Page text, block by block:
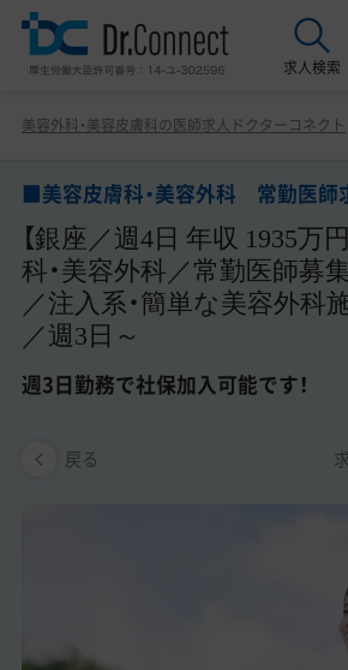
求人検索
美容クリニック見学ご希望の方はこち
サービス紹介
ドクターコネクトの強み
エージェント紹介
美容外科・美容皮膚科の医師転職体
美容外科・美容皮膚科の医師求人ドクターコネクト
■美容皮膚科・美容外科 常勤医
【銀座／週4日 年収 1935万
科・美容外科／常勤医師募
／注入系・簡単な美容外科
／週3日～
週3日勤務で社保加入可能です！
戻る
■美容皮膚科・美容外科 常勤医師求
／週4日 年収 1935万円～】美容皮膚
る方／週3日～ 週3日勤務で社保加